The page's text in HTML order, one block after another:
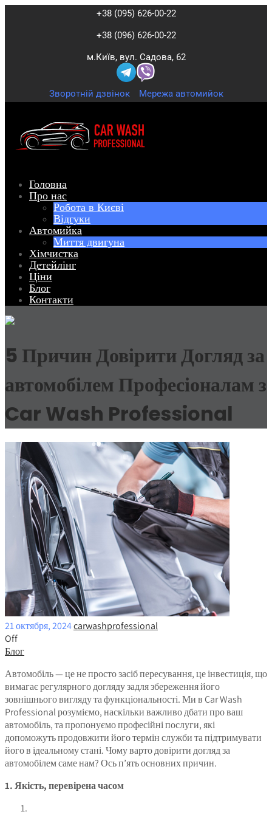
+38 (095) 626-00-22
+38 (096) 626-00-22
м.Київ, вул. Садова, 62
Зворотній дзвінок Мережа автомийок
Головна
Про нас
Робота в Києві
Відгуки
Автомийка
Миття двигуна
Хімчистка
Детейлінг
Ціни
Блог
Контакти
5 Причин Довірити Догляд за
автомобілем Професіоналам з
Car Wash Professional
21 октября, 2024carwashprofessional
Off
Блог
Автомобіль — це не просто засіб пересування, це інвестиція, що
вимагає регулярного догляду задля збереження його
зовнішнього вигляду та функціональності. Ми в Car Wash
Professional розуміємо, наскільки важливо дбати про ваш
автомобіль, та пропонуємо професійні послуги, які
допоможуть продовжити його термін служби та підтримувати
його в ідеальному стані. Чому варто довірити догляд за
автомобілем саме нам? Ось п’ять основних причин.
1.Якість, перевірена часом